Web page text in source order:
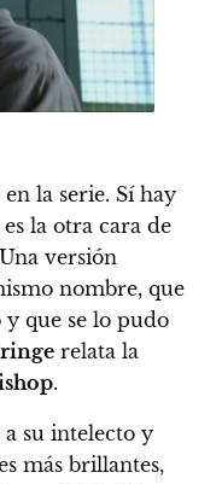
en la serie. Sí hay
es la otra cara de
versión
nombre, que
que se lo pudo
relata la
.
su intelecto y
más brillantes,